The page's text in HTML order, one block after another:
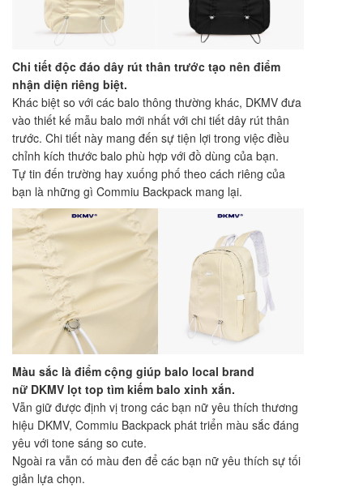
Chi tiết độc đáo dây rút thân trước tạo nên điểm
nhận diện riêng biệt.
Khác biệt so với các balo thông thường khác, DKMV đưa
vào thiết kế mẫu balo mới nhất với chi tiết dây rút thân
trước. Chi tiết này mang đến sự tiện lợi trong việc điều
chỉnh kích thước balo phù hợp với đồ dùng của bạn.
Tự tin đến trường hay xuống phố theo cách riêng của
bạn là những gì Commiu Backpack mang lại.
Màu sắc là điểm cộng giúp balo local brand
nữ DKMV lọt top tìm kiếm balo xinh xắn.
Vẫn giữ được định vị trong các bạn nữ yêu thích thương
hiệu DKMV, Commiu Backpack phát triển màu sắc đáng
yêu với tone sáng so cute.
Ngoài ra vẫn có màu đen để các bạn nữ yêu thích sự tối
giản lựa chọn.